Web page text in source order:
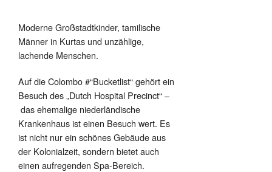
Moderne Großstadtkinder, tamilische
Männer in Kurtas und unzählige,
lachende Menschen.
Auf die Colombo #“Bucketlist“ gehört ein
Besuch des „Dutch Hospital Precinct“ –
das ehemalige niederländische
Krankenhaus ist einen Besuch wert. Es
ist nicht nur ein schönes Gebäude aus
der Kolonialzeit, sondern bietet auch
einen aufregenden Spa-Bereich.